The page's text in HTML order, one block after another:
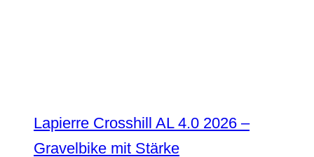
Lapierre Crosshill AL 4.0 2026 –
Gravelbike mit Stärke